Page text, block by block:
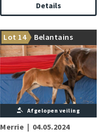
Details
Lot 14 Belantains
Dam is sister to the Grand
Prix successful Rasputin
Afgelopen veiling
Merrie | 04.05.2024